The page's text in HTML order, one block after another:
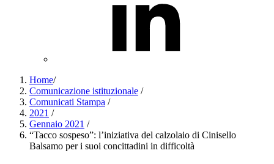
Home/
Comunicazione istituzionale /
Comunicati Stampa /
2021 /
Gennaio 2021 /
“Tacco sospeso”: l’iniziativa del calzolaio di Cinisello
Balsamo per i suoi concittadini in difficoltà